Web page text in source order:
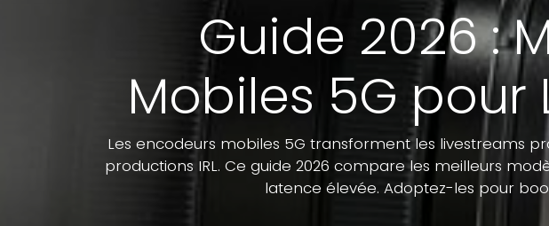
Guide 2026 :
Mobiles 5G pour
Les encodeurs mobiles 5G transforment les livestreams
productions IRL. Ce guide 2026 compare les meilleurs
latence élevée. Adoptez-les pour